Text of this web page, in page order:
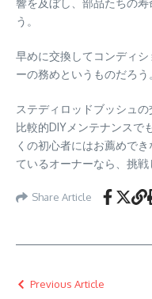
響を及ぼし、部品たちの
う。
早めに交換してコンディ
ーの務めというものだろう
ステディロッドブッシュ
比較的DIYメンテナンスで
くの初心者にはお薦めで
ているオーナーなら、挑戦
Share Article
Previous Article